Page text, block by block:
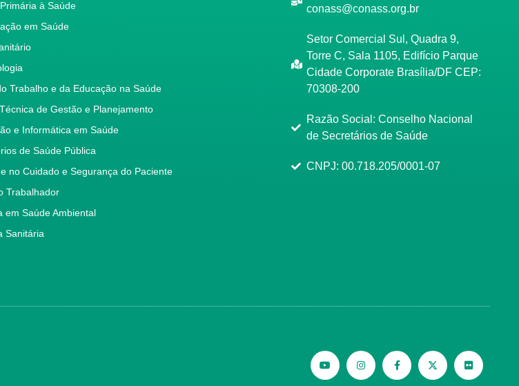
à Saúde
em Saúde
Trabalho e da Educação na Saúde
de Gestão e Planejamento
e Informática em Saúde
de Saúde Pública
no Cuidado e Segurança do Paciente
Trabalhador
em Saúde Ambiental
Sanitária
conass@conass.org.br
Setor Comercial Sul, Quadra 9,
Torre C, Sala 1105, Edifício Parque
Cidade Corporate Brasília/DF CEP:
70308-200
Razão Social: Conselho Nacional
de Secretários de Saúde
CNPJ: 00.718.205/0001-07